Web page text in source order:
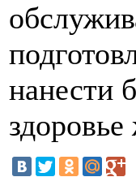
нанести